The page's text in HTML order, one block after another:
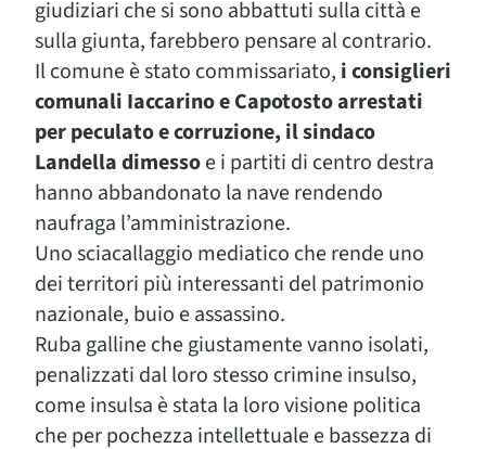
giudiziari che si sono abbattuti sulla città e
sulla giunta, farebbero pensare al contrario.
Il comune è stato commissariato, i consiglieri
comunali Iaccarino e Capotosto arrestati
per peculato e corruzione, il sindaco
Landella dimessoe i partiti di centro destra
hanno abbandonato la nave rendendo
naufraga l’amministrazione.
Uno sciacallaggio mediatico che rende uno
dei territori più interessanti del patrimonio
nazionale, buio e assassino.
Ruba galline che giustamente vanno isolati,
penalizzati dal loro stesso crimine insulso,
come insulsa è stata la loro visione politica
che per pochezza intellettuale e bassezza di